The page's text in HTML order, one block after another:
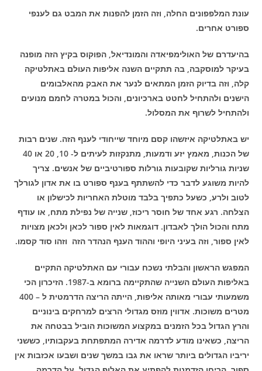
עונת המלפפונים החלה, וזה הזמן להפנות את המבט גם לענפי
ספורט אחרים.
בהיעדרם של האולימפיאדה והמונדיאל, הפוקוס בקיץ הזה מופנה
בעיקר למוסקבה, בה תתקיים השנה אליפות העולם באתלטיקה
קלה, וזה בדיוק הזמן המתאים לנער את האבק מהאלבומים
הישנים ולהתחיל לחטט בארכיונים, והכול במטרה לחמם מנועים
ולהתחיל לשרוף את המסלול.
יש באתלטיקה איזשהו קסם מיוחד שייחודי לענף הזה. שנים רבות
של הכנות, מאמץ יזע ודמעות, מתנקזות לעיתים ל- 10, 20 או 40
שניות גורליות שקובעות גורלות ספורטיביים של אנשים. צריך
להיות משוגע לדבר כדי להשתתף בענף ספורט בו את אדון לגורלך
לטוב ולרע, כשעל כתפיך בלבד מוטלת האחריות לכישלון או
הצלחה. רגע אחד של חוסר ריכוז, שנייה של נפילת מתח, או עודף
מתח והכול הולך לאבדון. דוגמאות לאין ספור לכאן ולכאן מצויות
לאין ספור, וזה בעיני היופי וההוד הענף הנהדר הזה וזהו סוד קסמו.
המפגש הראשון והבלתי נשכח עבורי עם האתלטיקה התקיים
באליפות העולם השנייה שהתקיימה ברומא ב-1987. הזיכרון הכי
משמעותי עבורי מאותה אליפות, הייתה הריצה הדרמטית ל – 400
מטרים משוכות. אדווין מוזס מגדולי הרצים למרחקים בינוניים
והרץ הגדול בכל הזמנים במקצוע המשוכות הוביל בבטחה את
הריצה, כשאינו מודע לדרמה אדירה המתפתחת בעקבותיו, כששני
יריביו הגדולים ביותר שראו את גבו במשך שנים ושבעו אכזבות אין